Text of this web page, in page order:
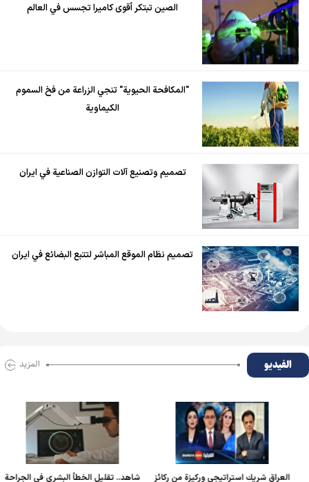
الصين تبتكر أقوى كاميرا تجسس في العالم
"المكافحة الحيوية" تنجي الزراعة من فخ السموم
الكيماوية
تصميم وتصنيع آلات التوازن الصناعية في ايران
تصميم نظام الموقع المباشر لتتبع البضائع في ايران
الفیدیو المزید
العراق شريك استراتيجي وركيزة من ركائز شاهد.. تقليل الخطأ البشري في الجراحة